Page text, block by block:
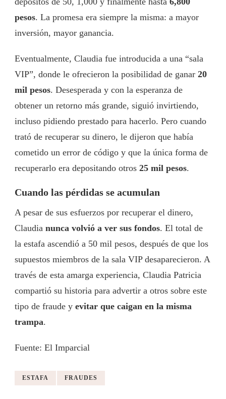
pesos. La promesa era siempre la misma: a mayor
inversión, mayor ganancia.
Eventualmente, Claudia fue introducida a una “sala
VIP”, donde le ofrecieron la posibilidad de ganar 20
mil pesos. Desesperada y con la esperanza de
obtener un retorno más grande, siguió invirtiendo,
incluso pidiendo prestado para hacerlo. Pero cuando
trató de recuperar su dinero, le dijeron que había
cometido un error de código y que la única forma de
recuperarlo era depositando otros 25 mil pesos.
Cuando las pérdidas se acumulan
A pesar de sus esfuerzos por recuperar el dinero,
Claudia nunca volvió a ver sus fondos. El total de
la estafa ascendió a 50 mil pesos, después de que los
supuestos miembros de la sala VIP desaparecieron. A
través de esta amarga experiencia, Claudia Patricia
compartió su historia para advertir a otros sobre este
tipo de fraude y evitar que caigan en la misma
trampa.
Fuente: El Imparcial
ESTAFA FRAUDES